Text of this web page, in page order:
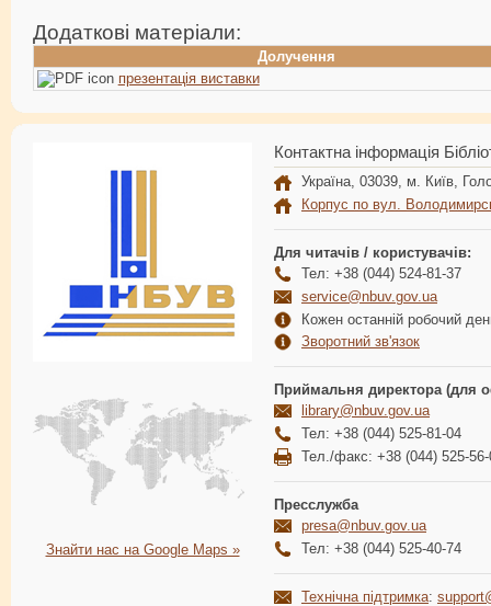
Додаткові матеріали:
Долучення
презентація виставки
Знайти нас на Google Maps »
Контактна інформація
Україна, 03039, м. Київ,
Корпус по вул.
Для читачів / користувачів:
Тел: +38 (044) 524-81-37
service@nbuv.gov.ua
Кожен останній робочий
Зворотний зв'язок
Приймальня директора (для
library@nbuv.gov.ua
Тел: +38 (044) 525-81-04
Тел./факс: +38 (044) 525-56-
Пресслужба
presa@nbuv.gov.ua
Тел: +38 (044) 525-40-74
Технічна підтримка: